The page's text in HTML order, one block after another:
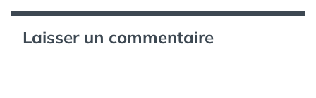
Laisser un commentaire